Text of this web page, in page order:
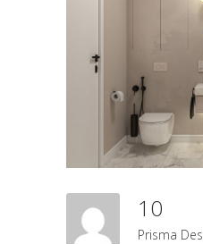
10
Prisma